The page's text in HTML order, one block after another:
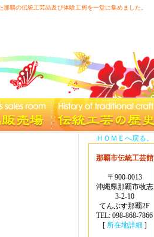
覇の伝統工芸品及び体験工房を一堂に集めました。
ＨＯＭＥへ戻る。
那覇市伝統工芸館
〒900-0013
沖縄県那覇市牧志
3-2-10
てんぶす那覇2F
TEL: 098-868-7866
[所在地詳細 ]